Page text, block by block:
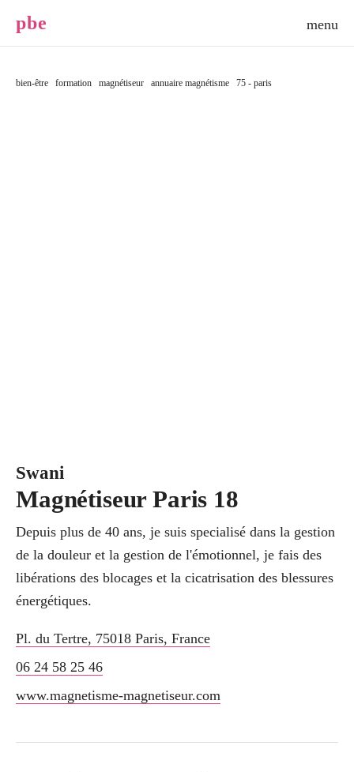
pbe
bien-être formation magnétiseur annuaire magnétisme 75 - paris
Swani
Magnétiseur Paris 18
Depuis plus de 40 ans, je suis specialisé dans la gestion
de la douleur et la gestion de l'émotionnel, je fais des
libérations des blocages et la cicatrisation des blessures
énergétiques.
Pl. du Tertre, 75018 Paris, France
06 24 58 25 46
www.magnetisme-magnetiseur.com